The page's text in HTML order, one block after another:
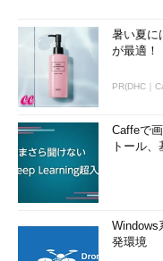
暑い夏に
が最適！
PR(DHC｜
Caffeで
トール
Windows
発環境